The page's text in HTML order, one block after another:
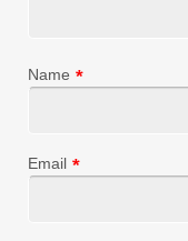
Name *
Email *